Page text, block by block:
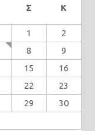
Σ Κ
1
2
8
9
15
16
22
23
29
30